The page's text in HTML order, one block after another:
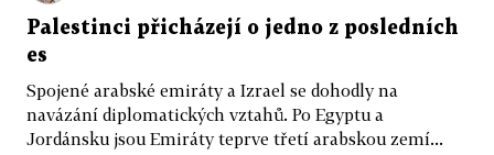
Palestinci přicházejí o jedno z posledních
es
Spojené arabské emiráty a Izrael se dohodly na
navázání diplomatických vztahů. Po Egyptu a
Jordánsku jsou Emiráty teprve třetí arabskou zemí...